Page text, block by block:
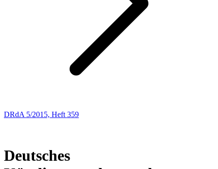
DRdA 5/2015, Heft 359
Deutsches